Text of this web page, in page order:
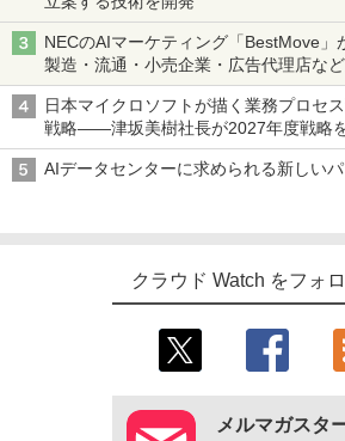
NECのAIマーケティング「BestMove
製造・流通・小売企業・広告代理店な
日本マイクロソフトが描く業務プロセ
戦略――津坂美樹社長が2027年度戦略
AIデータセンターに求められる新しい
クラウド Watch をフォ
メルマガスタ